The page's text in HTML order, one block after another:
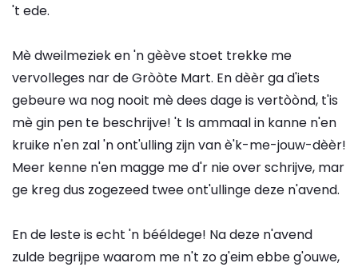
't ede.
Mè dweilmeziek en 'n gèève stoet trekke me
vervolleges nar de Gròòte Mart. En dèèr ga d'iets
gebeure wa nog nooit mè dees dage is vertòònd, t'is
mè gin pen te beschrijve! 't Is ammaal in kanne n'en
kruike n'en zal 'n ont'ulling zijn van è'k-me-jouw-dèèr!
Meer kenne n'en magge me d'r nie over schrijve, mar
ge kreg dus zogezeed twee ont'ullinge deze n'avend.
En de leste is echt 'n bééldege! Na deze n'avend
zulde begrijpe waarom me n't zo g'eim ebbe g'ouwe,